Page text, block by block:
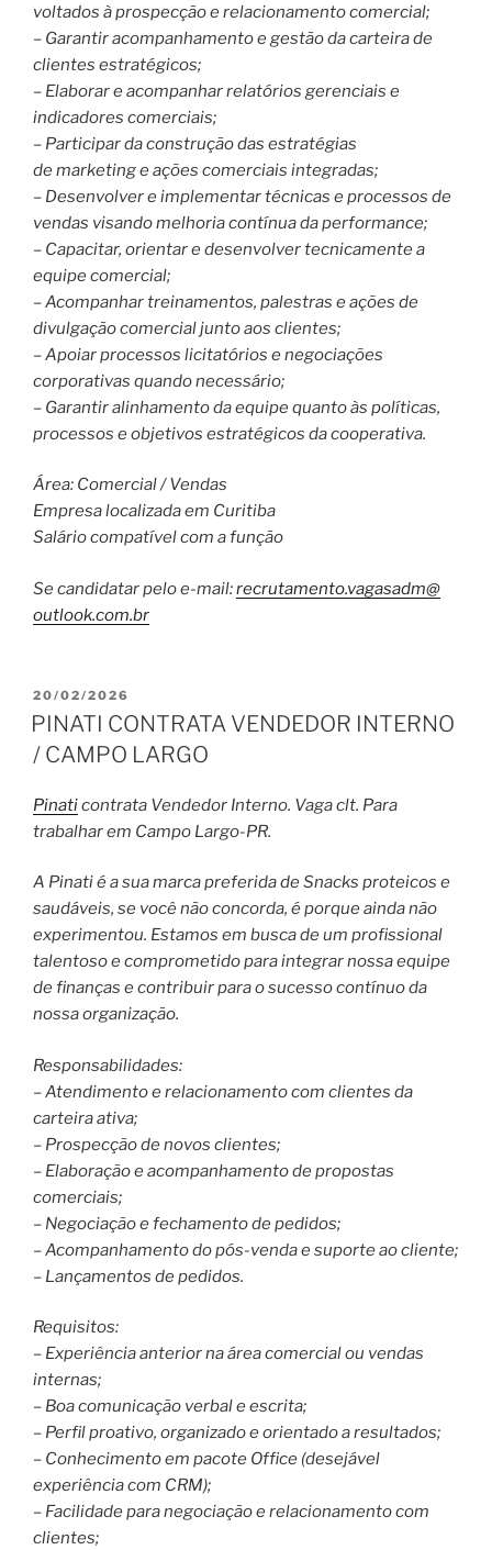
voltados à prospecção e relacionamento comercial;
– Garantir acompanhamento e gestão da carteira de
clientes estratégicos;
– Elaborar e acompanhar relatórios gerenciais e
indicadores comerciais;
– Participar da construção das estratégias
de marketing e ações comerciais integradas;
– Desenvolver e implementar técnicas e processos de
vendas visando melhoria contínua da performance;
– Capacitar, orientar e desenvolver tecnicamente a
equipe comercial;
– Acompanhar treinamentos, palestras e ações de
divulgação comercial junto aos clientes;
– Apoiar processos licitatórios e negociações
corporativas quando necessário;
– Garantir alinhamento da equipe quanto às políticas,
processos e objetivos estratégicos da cooperativa.
Área: Comercial / Vendas
Empresa localizada em Curitiba
Salário compatível com a função
Se candidatar pelo e-mail:recrutamento.vagasadm@
outlook.com.br
PUBLICADO
EM
20/02/2026
PINATI CONTRATA VENDEDOR INTERNO
/ CAMPO LARGO
Pinaticontrata Vendedor Interno. Vaga clt. Para
trabalhar em Campo Largo-PR.
A Pinati é a sua marca preferida de Snacks proteicos e
saudáveis, se você não concorda, é porque ainda não
experimentou. Estamos em busca de um profissional
talentoso e comprometido para integrar nossa equipe
de finanças e contribuir para o sucesso contínuo da
nossa organização.
Responsabilidades:
– Atendimento e relacionamento com clientes da
carteira ativa;
– Prospecção de novos clientes;
– Elaboração e acompanhamento de propostas
comerciais;
– Negociação e fechamento de pedidos;
– Acompanhamento do pós-venda e suporte ao cliente;
– Lançamentos de pedidos.
Requisitos:
– Experiência anterior na área comercial ou vendas
internas;
– Boa comunicação verbal e escrita;
– Perfil proativo, organizado e orientado a resultados;
– Conhecimento em pacote Office (desejável
experiência com CRM);
– Facilidade para negociação e relacionamento com
clientes;